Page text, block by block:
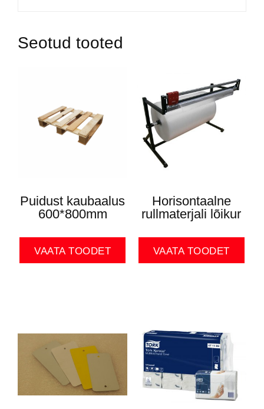
Seotud tooted
Puidust kaubaalus
600*800mm
VAATA TOODET
Horisontaalne
rullmaterjali lõikur
VAATA TOODET